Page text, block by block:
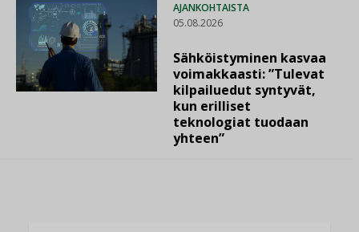
AJANKOHTAISTA
05.08.2026
Sähköistyminen kasvaa
voimakkaasti: ”Tulevat
kilpailuedut syntyvät,
kun erilliset
teknologiat tuodaan
yhteen”